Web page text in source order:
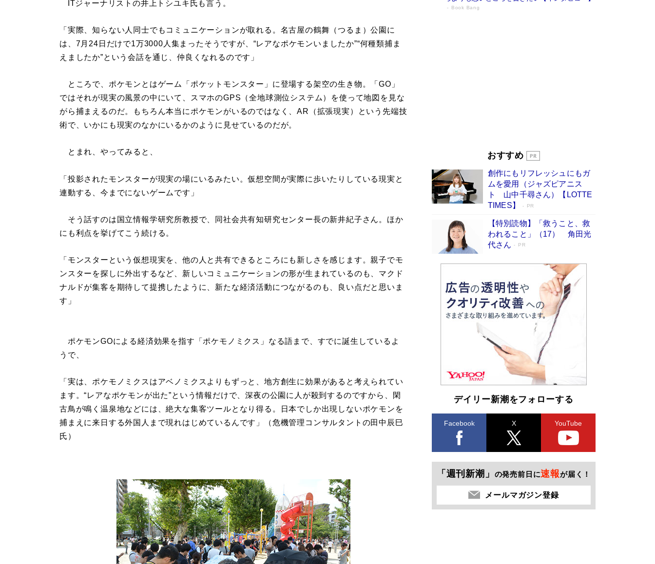
ITジャーナリストの井上トシユキ氏も言う。
「実際、知らない人同士でもコミュニケーションが取れる。名古屋の鶴舞（つるま）公園に
は、7月24日だけで1万3000人集まったそうですが、“レアなポケモンいましたか”“何種類捕ま
えましたか”という会話を通じ、仲良くなれるのです」
ところで、ポケモンとはゲーム「ポケットモンスター」に登場する架空の生き物。「GO」
ではそれが現実の風景の中にいて、スマホのGPS（全地球測位システム）を使って地図を見な
がら捕まえるのだ。もちろん本当にポケモンがいるのではなく、AR（拡張現実）という先端技
術で、いかにも現実のなかにいるかのように見せているのだが。
とまれ、やってみると、
「投影されたモンスターが現実の場にいるみたい。仮想空間が実際に歩いたりしている現実と
連動する、今までにないゲームです」
そう話すのは国立情報学研究所教授で、同社会共有知研究センター長の新井紀子さん。ほか
にも利点を挙げてこう続ける。
「モンスターという仮想現実を、他の人と共有できるところにも新しさを感じます。親子でモ
ンスターを探しに外出するなど、新しいコミュニケーションの形が生まれているのも、マクド
ナルドが集客を期待して提携したように、新たな経済活動につながるのも、良い点だと思いま
す」
ポケモンGOによる経済効果を指す「ポケモノミクス」なる語まで、すでに誕生しているよ
うで、
「実は、ポケモノミクスはアベノミクスよりもずっと、地方創生に効果があると考えられてい
ます。“レアなポケモンが出た”という情報だけで、深夜の公園に人が殺到するのですから、閑
古鳥が鳴く温泉地などには、絶大な集客ツールとなり得る。日本でしか出現しないポケモンを
捕まえに来日する外国人まで現れはじめているんです」（危機管理コンサルタントの田中辰巳
氏）
Book Bang
開発への関心を押し上げた18年の物語に幕 特装
Book Bang
「不意に涙が出そうに…」高嶋政伸が明かし
た“13歳の娘を暴行する役”への葛藤 インティマ
シーコーディネーターに支えられたNHK『大奥』
おすすめ
創作にもリフレッシュにもガ
ムを愛用（ジャズピアニス
ト 山中千尋さん）【LOTTE
TIMES】
PR
【特別読物】「救うこと、救
われること」（17） 角田光
代さん
PR
デイリー新潮をフォローする
Facebook X YouTube
「週刊新潮」 の発売前日に速報が届く！
メールマガジン登録